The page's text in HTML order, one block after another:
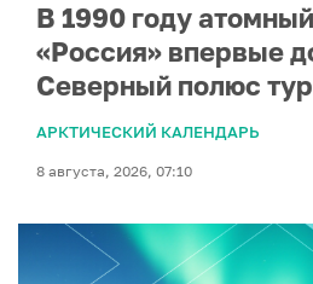
В 1990 году
«Россия» впервые
Северный полюс
АРКТИЧЕСКИЙ КАЛЕНДАРЬ
8 августа, 2026, 07:10